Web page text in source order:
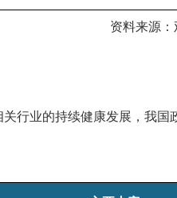
资料来源
行业的持续健康发展，我国